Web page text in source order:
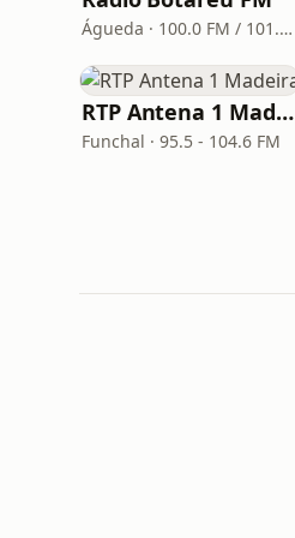
Águeda · 100.0 FM / 101.8 FM
RTP Antena 1 Madeira
Funchal · 95.5 - 104.6 FM